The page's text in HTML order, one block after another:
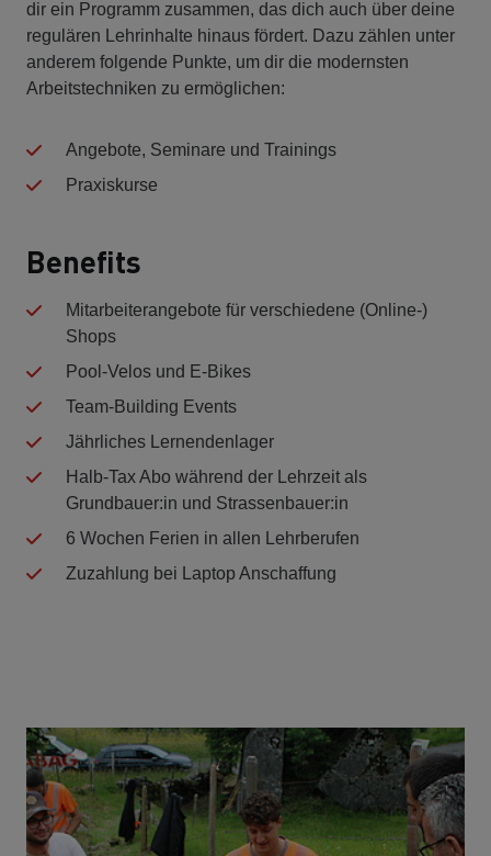
dir ein Programm zusammen, das dich auch über deine
regulären Lehrinhalte hinaus fördert. Dazu zählen unter
anderem folgende Punkte, um dir die modernsten
Arbeitstechniken zu ermöglichen:
Angebote, Seminare und Trainings
Praxiskurse
Benefits
Mitarbeiterangebote für verschiedene (Online-)
Shops
Pool-Velos und E-Bikes
Team-Building Events
Jährliches Lernendenlager
Halb-Tax Abo während der Lehrzeit als
Grundbauer:in und Strassenbauer:in
6 Wochen Ferien in allen Lehrberufen
Zuzahlung bei Laptop Anschaffung